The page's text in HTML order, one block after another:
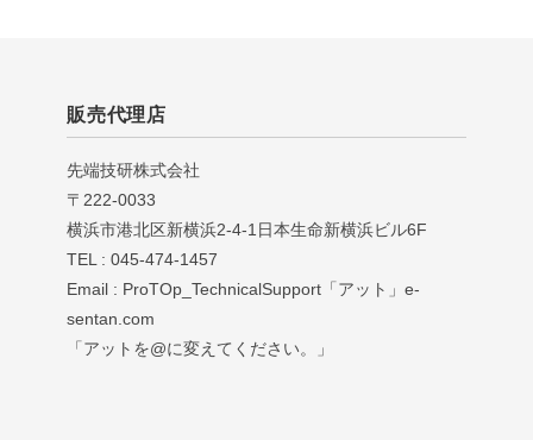
販売代理店
先端技研株式会社
〒222-0033
横浜市港北区新横浜2-4-1日本生命新横浜ビル6F
TEL : 045-474-1457
Email : ProTOp_TechnicalSupport「アット」e-
sentan.com
「アットを@に変えてください。」